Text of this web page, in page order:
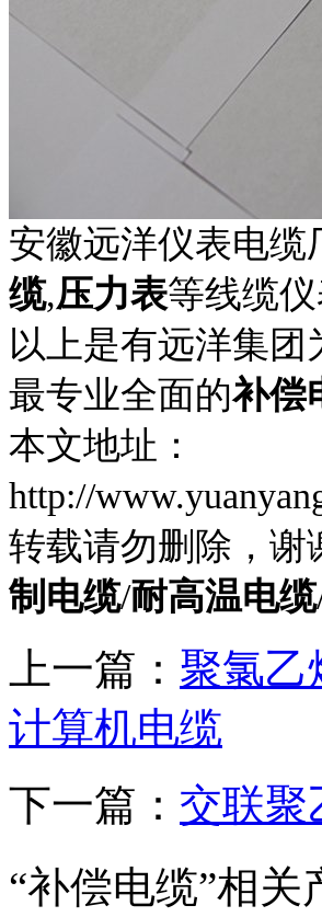
安徽远洋仪表电缆
缆,压力表等线缆
以上是有远洋集团
最专业全面的补偿
本文地址：
http://
转载请勿删除，谢
制电缆/耐高温电缆
上一篇： 聚氯乙
计算机电缆
下一篇： 交联聚
“补偿电缆”相